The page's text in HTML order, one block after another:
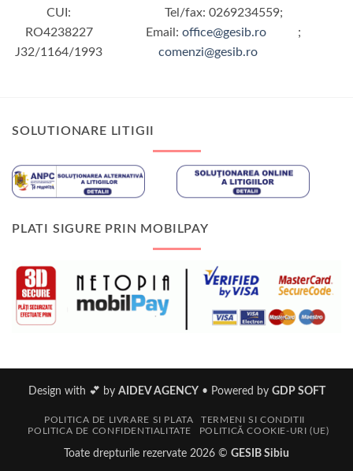
CUI:
RO4238227
J32/1164/1993
Tel/fax: 0269234559;
Email:office@gesib.ro
;
comenzi@gesib.ro
SOLUTIONARE LITIGII
PLATI SIGURE PRIN MOBILPAY
Design with 💕 by AIDEV AGENCY • Powered by GDP SOFT
POLITICA DE LIVRARE SI PLATA
TERMENI SI CONDITII
POLITICA DE CONFIDENTIALITATE
POLITICĂ COOKIE-URI (UE)
Toate drepturile rezervate 2026 © GESIB Sibiu